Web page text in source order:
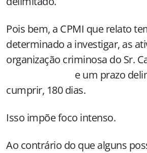
Pois bem, a CPMI que relato
determinado a investigar, as
organização criminosa do Sr.
e um prazo
cumprir, 180 dias.
Isso impõe foco intenso.
Ao contrário do que alguns